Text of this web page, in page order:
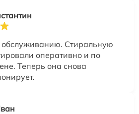
обслуживанию. Стиральную
оперативно и по
Теперь она снова